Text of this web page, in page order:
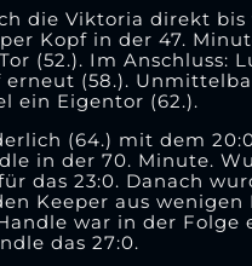
die Viktoria direkt
Kopf in der 47.
(52.). Im
(58.).
ein Eigentor (62.).
(64.) mit dem
in der 70. Minute.
das 23:0. Danach
Keeper aus
war in der
das 27:0.